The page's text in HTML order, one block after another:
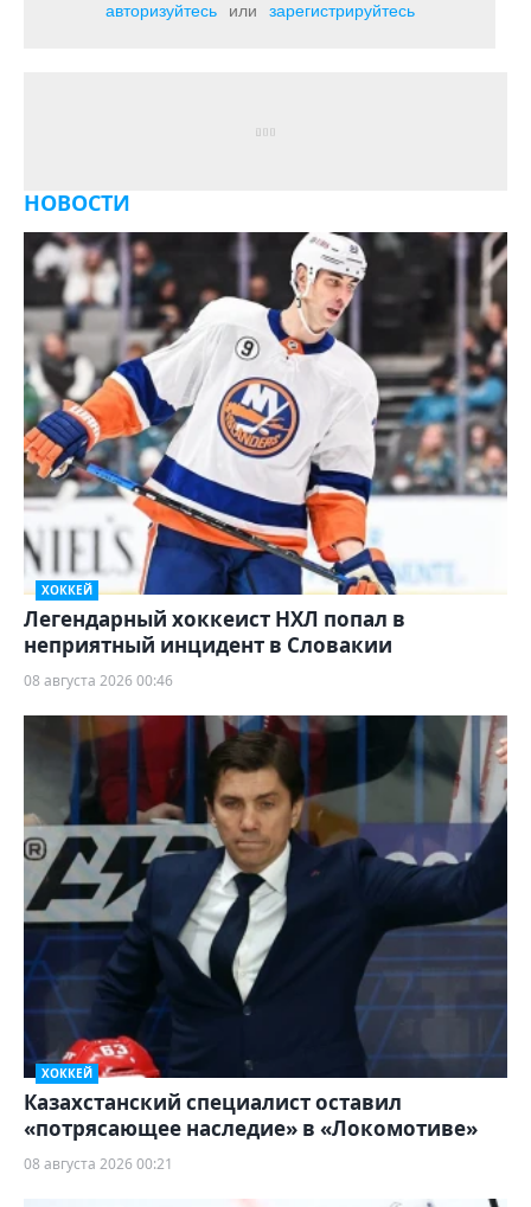
авторизуйтесь
или зарегистрируйтесь
НОВОСТИ
ХОККЕЙ
Легендарный хоккеист НХЛ попал в
неприятный инцидент в Словакии
08 августа 2026 00:46
ХОККЕЙ
Казахстанский специалист оставил
«потрясающее наследие» в «Локомотиве»
08 августа 2026 00:21